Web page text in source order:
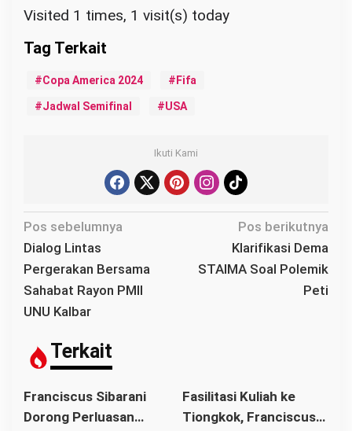
Visited 1 times, 1 visit(s) today
Copa America 2024 Fifa
Jadwal Semifinal USA
Ikuti Kami
N
a
v
i
g
s
p
o
Pos sebelumnya
Dialog Lintas
Pergerakan Bersama
Sahabat Rayon PMII
UNU Kalbar
Pos berikutnya
Klarifikasi Dema
STAIMA Soal Polemik
Peti
Terkait
Franciscus Sibarani
Dorong Perluasan
Fasilitasi Kuliah ke
Tiongkok, Franciscus